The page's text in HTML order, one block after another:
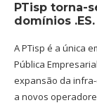
PTisp torna-
domínios .ES.
A PTisp é a única
Pública
expansão da
a novos